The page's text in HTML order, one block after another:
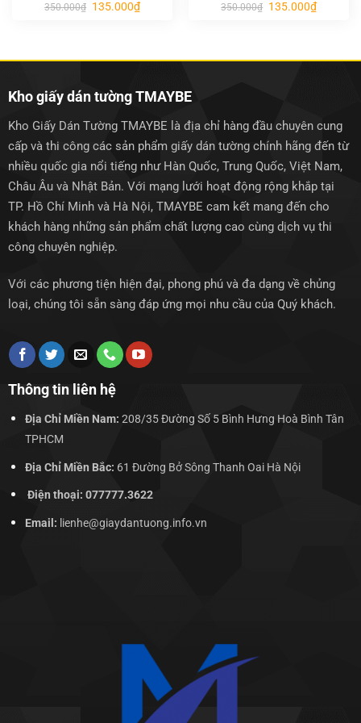
350.000₫ Giá
gốc
135.000₫Giá
hiện
350.000₫ Giá
gốc
135.000₫Giá
hiện
Kho giấy dán tường TMAYBE
Kho Giấy Dán Tường TMAYBE là địa chỉ hàng đầu chuyên cung
cấp và thi công các sản phẩm giấy dán tường chính hãng đến từ
nhiều quốc gia nổi tiếng như Hàn Quốc, Trung Quốc, Việt Nam,
Châu Âu và Nhật Bản. Với mạng lưới hoạt động rộng khắp tại
TP. Hồ Chí Minh và Hà Nội, TMAYBE cam kết mang đến cho
khách hàng những sản phẩm chất lượng cao cùng dịch vụ thi
công chuyên nghiệp.
Với các phương tiện hiện đại, phong phú và đa dạng về chủng
loại, chúng tôi sẵn sàng đáp ứng mọi nhu cầu của Quý khách.
Thông tin liên hệ
Địa Chỉ Miền Nam: 208/35 Đường Số 5 Bình Hưng Hoà Bình Tân
TPHCM
Địa Chỉ Miền Bắc: 61 Đường Bở Sông Thanh Oai Hà Nội
Điện thoại: 077777.3622
Email: lienhe@giaydantuong.info.vn